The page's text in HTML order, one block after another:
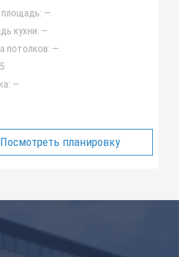
—
кухни: —
потолков: —
5
—
Посмотреть планировку